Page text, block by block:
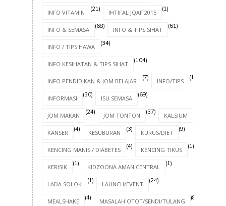
INFO VITAMIN (21) IHTIFAL JQAF 2015 (1)
INFO & SEMASA (68) INFO & TIPS SIHAT (61)
INFO / TIPS HAWA (34)
INFO KESIHATAN & TIPS SIHAT (104)
INFO PENDIDIKAN & JOM BELAJAR (7) INFO/TIPS (17)
INFORMASI (30) ISU SEMASA (69)
JOM MAKAN (24) JOM TONTON (37) KALSIUM
KANSER (4) KESUBURAN (3) KURUS/DIET (9)
KENCING MANIS / DIABETES (4) KENCING TIKUS (1)
KERISIK (1) KIDZOONA AMAN CENTRAL (1)
LADA SOLOK (1) LAUNCH/EVENT (24)
MEALSHAKE (4) MASALAH OTOT/SENDI/TULANG (8)